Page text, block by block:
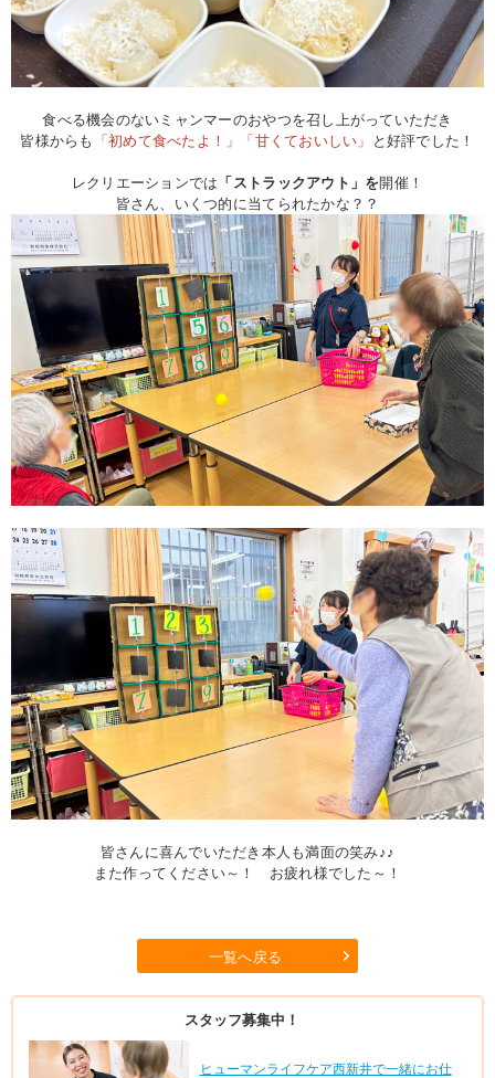
食べる機会のないミャンマーのおやつを召し上がっていただき
皆様からも
「初めて食べたよ！」「甘くておいしい」 と好評でした！
レクリエーションでは 「ストラックアウト」を開催！
皆さん、いくつ的に当てられたかな？？
皆さんに喜んでいただき本人も満面の笑み♪♪
また作ってください～！ お疲れ様でした～！
一覧へ戻る
スタッフ募集中！
ヒューマンライフケア西新井で一緒にお仕